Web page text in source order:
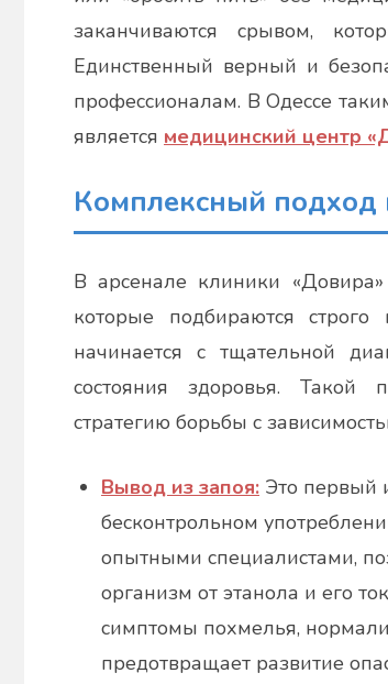
заканчиваются срывом,
Единственный верный и
профессионалам. В Одессе
является медицинский центр
Комплексный подход
В арсенале клиники
которые подбираются
начинается с тщательной
состояния здоровья. Такой
стратегию борьбы с
Вывод из запоя: Это первый
бесконтрольном
опытными специалистами,
организм от этанола и его
симптомы похмелья,
предотвращает развитие